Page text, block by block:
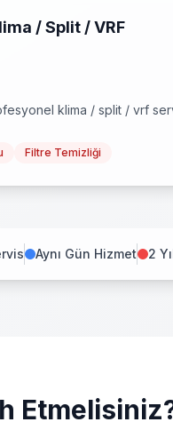
/ Split / VRF
klima / split / vrf
Filtre Temizliği
Aynı Gün Hizmet 2